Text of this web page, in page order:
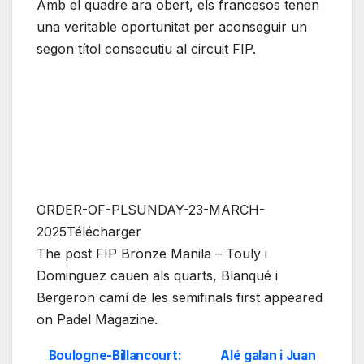
Amb el quadre ara obert, els francesos tenen
una veritable oportunitat per aconseguir un
segon títol consecutiu al circuit FIP.
ORDER-OF-PLSUNDAY-23-MARCH-
2025Télécharger
The post FIP Bronze Manila – Touly i
Dominguez cauen als quarts, Blanqué i
Bergeron camí de les semifinals first appeared
on Padel Magazine.
Alé galan i Juan
Boulogne-Billancourt: